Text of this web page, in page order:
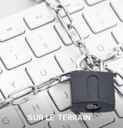
SUR LE TERRAIN